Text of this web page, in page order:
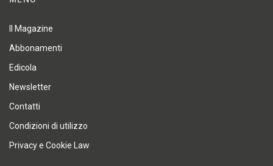
Il Magazine
Abbonamenti
Edicola
Newsletter
Contatti
Condizioni di utilizzo
Privacy e Cookie Law